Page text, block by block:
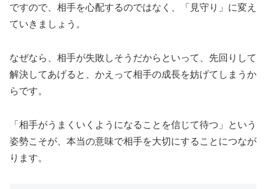
ですので、相手を心配するのではなく、「見守り」に変え
ていきましょう。
なぜなら、相手が失敗しそうだからといって、先回りして
解決してあげると、かえって相手の成長を妨げてしまうか
らです。
「相手がうまくいくようになることを信じて待つ」という
姿勢こそが、本当の意味で相手を大切にすることにつなが
ります。